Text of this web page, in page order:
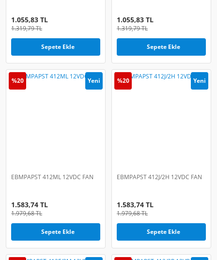
1.055,83 TL
1.319,79 TL
Sepete Ekle
1.055,83 TL
1.319,79 TL
Sepete Ekle
Yeni
EBMPAPST 412ML 12VDC FAN
%20
1.583,74 TL
1.979,68 TL
Sepete Ekle
Yeni
EBMPAPST 412J/2H 12VDC FAN
%20
1.583,74 TL
1.979,68 TL
Sepete Ekle